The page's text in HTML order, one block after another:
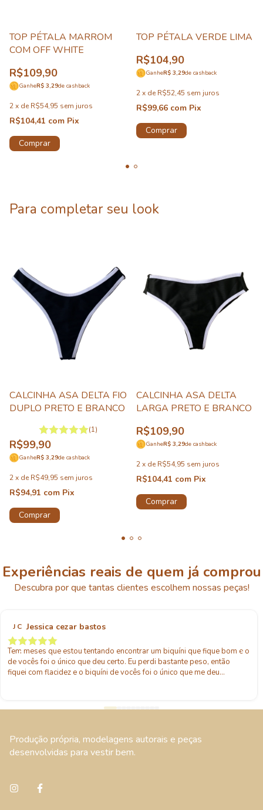
TOP PÉTALA MARROM
COM OFF WHITE
R$109,90
GanheR$ 3,29de cashback
2x de R$54,95 sem juros
R$104,41 com Pix
Comprar
TOP PÉTALA VERDE LIMA
R$104,90
GanheR$ 3,29de cashback
2x de R$52,45 sem juros
R$99,66 com Pix
Comprar
Para completar seu look
CALCINHA ASA DELTA FIO
DUPLO PRETO E BRANCO
(1)
R$99,90
GanheR$ 3,29de cashback
2x de R$49,95 sem juros
R$94,91 com Pix
Comprar
CALCINHA ASA DELTA
LARGA PRETO E BRANCO
R$109,90
GanheR$ 3,29de cashback
2x de R$54,95 sem juros
R$104,41 com Pix
Comprar
Experiências reais de quem já comprou
Descubra por que tantas clientes escolhem nossas peças!
J C Jessica cezar bastos
Tem meses que estou tentando encontrar um biquíni que fique bom e o
de vocês foi o único que deu certo. Eu perdi bastante peso, então
fiquei com flacidez e o biquíni de vocês foi o único que me deu
Produção própria, modelagens autorais e peças
desenvolvidas para vestir bem.